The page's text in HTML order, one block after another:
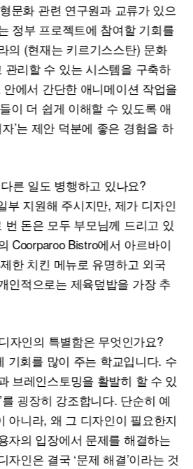
문화 관련 연구원과 교류가 있으
정부 프로젝트에 참여할 기회를
의 (현재는 키르기스스탄) 문화
관리할 수 있는 시스템을 구축하
에서 간단한 애니메이션 작업을
이 더 쉽게 이해할 수 있도록 애
’는 제안 덕분에 좋은 경험을 하
른 일도 병행하고 있나요?
부 지원해 주시지만, 제가 디자인
번 돈은 모두 부모님께 드리고 있
Coorparoo Bistro에서 아르바이
한 치킨 메뉴로 유명하고 외국
인적으로는 제육덮밥을 가장 추
자인의 특별함은 무엇인가요?
기회를 많이 주는 학교입니다. 수
브레인스토밍을 활발히 할 수 있
를 굉장히 강조합니다. 단순히 예
아니라, 왜 그 디자인이 필요한지
자의 입장에서 문제를 해결하는
자인은 결국 ‘문제 해결’이라는 것